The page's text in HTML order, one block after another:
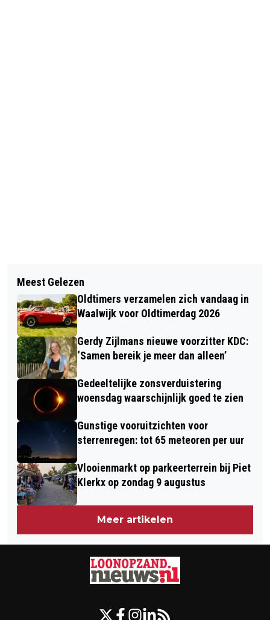
VEEL NEDERLANDERS GEDUPEERD IN
CYBERCRIMEZAAK
ROSAGAERDE KAATSHEUVEL ZOEKT
VRIJWILLIGERS
Meest Gelezen
Oldtimers verzamelen zich vandaag in
Waalwijk voor Oldtimerdag 2026
Gerdy Zijlmans nieuwe voorzitter KDC:
‘Samen bereik je meer dan alleen’
Gedeeltelijke zonsverduistering
woensdag waarschijnlijk goed te zien
Gunstige vooruitzichten voor
sterrenregen: tot 65 meteoren per uur
Vlooienmarkt op parkeerterrein bij Piet
Klerkx op zondag 9 augustus
Meer artikelen